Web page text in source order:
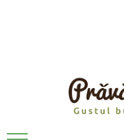
ULEIURI ȘI UNTURI
MĂSLINE